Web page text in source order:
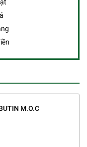
M.O.C